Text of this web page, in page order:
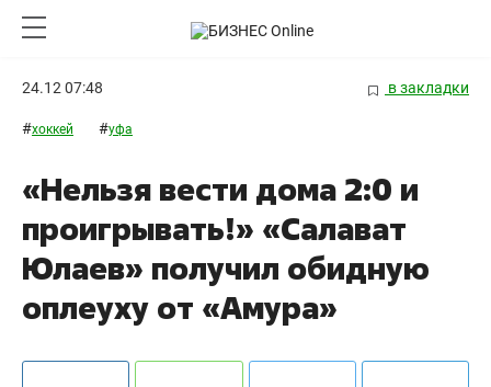
24.12 07:48 в закладки
#хоккей #уфа
«Нельзя вести дома 2:0 и
проигрывать!» «Салават
Юлаев» получил обидную
оплеуху от «Амура»